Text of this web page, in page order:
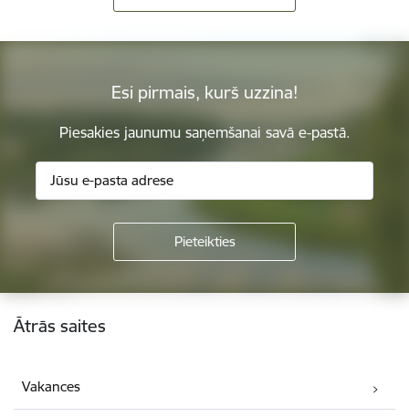
Esi pirmais, kurš uzzina!
Piesakies jaunumu saņemšanai savā e-pastā.
Kājene
Ātrās saites
Vakances